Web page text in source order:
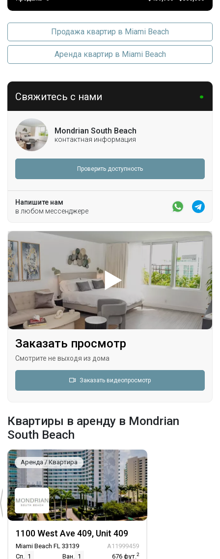
Продажа квартир в Miami Beach
Аренда квартир в Miami Beach
Свяжитесь с нами
Mondrian South Beach
контактная информация
Проверить доступность
Напишите нам
в любом мессенджере
Заказать просмотр
Смотрите не выходя из дома
Заказать видеопросмотр
Квартиры в аренду в Mondrian
South Beach
Аренда / Квартира
1100 West Ave 409, Unit 409
Miami Beach FL 33139
A11999459
Сп. 1 Ван. 1 676 фут.2